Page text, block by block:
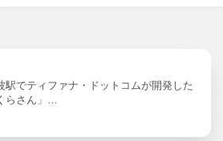
駅でティファナ・ドットコムが開発した
らさん」…